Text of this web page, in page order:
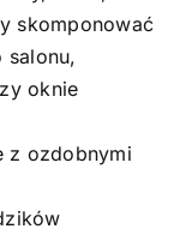
skomponować
salonu,
oknie
z ozdobnymi